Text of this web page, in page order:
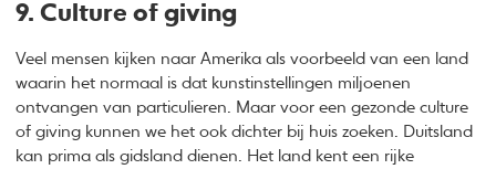
9. Culture of giving
Veel mensen kijken naar Amerika als voorbeeld van een land
waarin het normaal is dat kunstinstellingen miljoenen
ontvangen van particulieren. Maar voor een gezonde culture
of giving kunnen we het ook dichter bij huis zoeken. Duitsland
kan prima als gidsland dienen. Het land kent een rijke